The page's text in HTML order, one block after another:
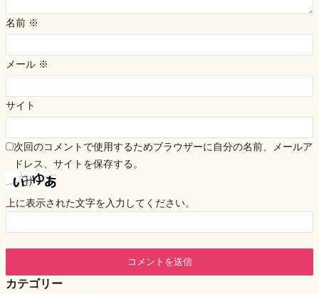
名前 ※
メール ※
サイト
次回のコメントで使用するためブラウザーに自分の名前、メールア
ドレス、サイトを保存する。
上に表示された文字を入力してください。
カテゴリー